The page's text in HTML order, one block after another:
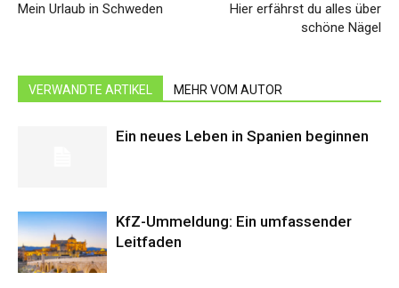
Mein Urlaub in Schweden
Hier erfährst du alles über
schöne Nägel
VERWANDTE ARTIKEL MEHR VOM AUTOR
Ein neues Leben in Spanien beginnen
KfZ-Ummeldung: Ein umfassender
Leitfaden